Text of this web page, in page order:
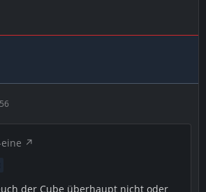
der Cube überhaupt nicht oder